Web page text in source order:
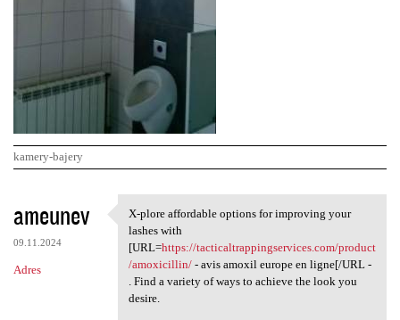
kamery-bajery
K
o
m
e
ameunev
09.11.2024
Adres
X-plore affordable options
X-plore affordable options for improving your
lashes with
[URL=https://tacticaltrappingservices.com/product
/amoxicillin/- avis amoxil europe en ligne[/URL -
. Find a variety of ways to achieve the look you
desire.